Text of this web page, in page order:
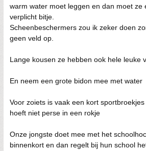
warm water moet leggen en dan moet ze
verplicht bitje.
Scheenbeschermers zou ik zeker doen
geen veld op.
Lange kousen ze hebben ook hele leuke
En neem een grote bidon mee met water
Voor zoiets is vaak een kort
hoeft niet perse in een rokje
Onze jongste doet mee met het
binnenkort en dan regelt bij hun school